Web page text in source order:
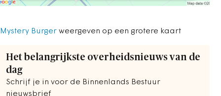
Mystery Burger weergeven op een grotere kaart
Het belangrijkste overheidsnieuws van de
dag
Schrijf je in voor de Binnenlands Bestuur
nieuwsbrief